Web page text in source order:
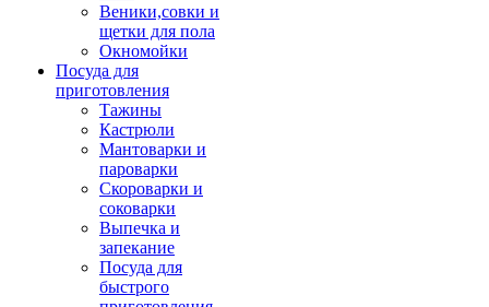
Веники,совки и
щетки для пола
Окномойки
Посуда для
приготовления
Тажины
Кастрюли
Мантоварки и
пароварки
Скороварки и
соковарки
Выпечка и
запекание
Посуда для
быстрого